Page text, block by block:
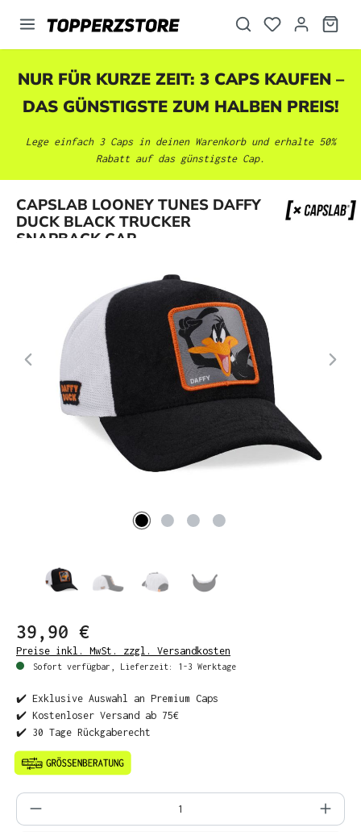
springen
NUR FÜR KURZE ZEIT: 3 CAPS KAUFEN –
DAS GÜNSTIGSTE ZUM HALBEN PREIS!
Lege einfach 3 Caps in deinen Warenkorb und erhalte 50%
Rabatt auf das günstigste Cap.
CAPSLAB LOONEY TUNES DAFFY
DUCK BLACK TRUCKER
SNAPBACK CAP
Bildergalerie überspringen
39,90 €
Preise inkl. MwSt. zzgl. Versandkosten
Sofort verfügbar, Lieferzeit: 1-3 Werktage
✔️ Exklusive Auswahl an Premium Caps
✔️ Kostenloser Versand ab 75€
✔️ 30 Tage Rückgaberecht
Produkt Anzahl: Gib den gewünschten